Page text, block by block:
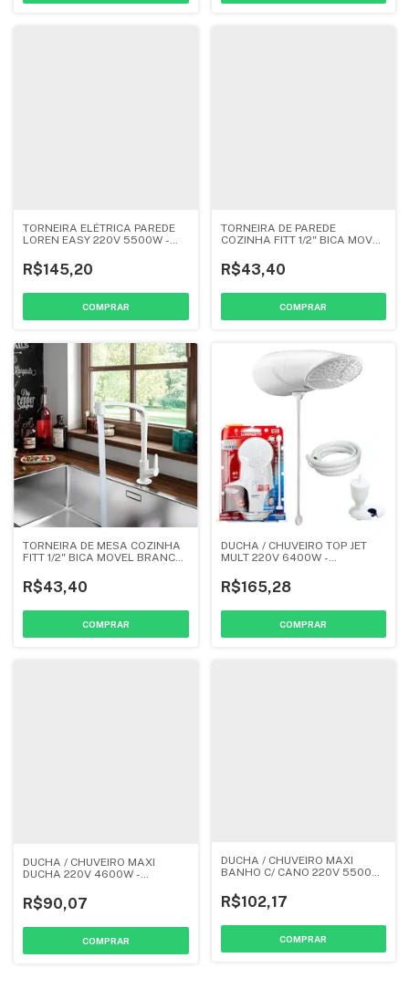
TORNEIRA ELÉTRICA PAREDE
LOREN EASY 220V 5500W -
R$145,20
TORNEIRA DE PAREDE
COZINHA FITT 1/2" BICA MOVEL
R$43,40
TORNEIRA DE MESA COZINHA
FITT 1/2" BICA MOVEL BRANCO
R$43,40
DUCHA / CHUVEIRO TOP JET
MULT 220V 6400W -
R$165,28
DUCHA / CHUVEIRO MAXI
DUCHA 220V 4600W -
R$90,07
DUCHA / CHUVEIRO MAXI
BANHO C/ CANO 220V 5500W
R$102,17